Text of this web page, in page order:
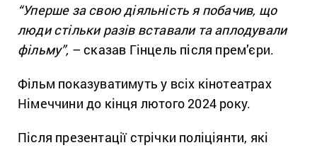
“Уперше за свою діяльність я побачив, що
люди стільки разів вставали та аплодували
фільму”, – сказав Гінцель після прем’єри.
Фільм показуватимуть у всіх кінотеатрах
Німеччини до кінця лютого 2024 року.
Після презентації стрічки поліціянти, які